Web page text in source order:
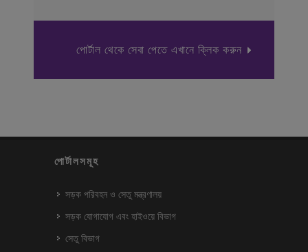
পোর্টাল থেকে সেবা পেতে এখানে ক্লিক করুন
পোর্টালসমূহ
সড়ক পরিবহন ও সেতু মন্ত্রণালয়
সড়ক যোগাযোগ এবং হাইওয়ে বিভাগ
সেতু বিভাগ